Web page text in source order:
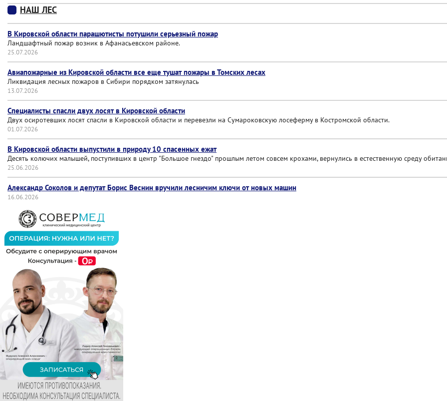
НАШ ЛЕС
В Кировской области парашютисты потушили серьезный пожар
Ландшафтный пожар возник в Афанасьевском районе.
25.07.2026
Авиапожарные из Кировской области все еще тушат пожары в Томских лесах
Ликвидация лесных пожаров в Сибири порядком затянулась
13.07.2026
Специалисты спасли двух лосят в Кировской области
Двух осиротевших лосят спасли в Кировской области и перевезли на Сумароковскую лосеферму в Костромской области.
01.07.2026
В Кировской области выпустили в природу 10 спасенных ежат
Десять колючих малышей, поступивших в центр "Большое гнездо" прошлым летом совсем крохами, вернулись в естественную среду
25.06.2026
Александр Соколов и депутат Борис Веснин вручили лесничим ключи от новых машин
16.06.2026